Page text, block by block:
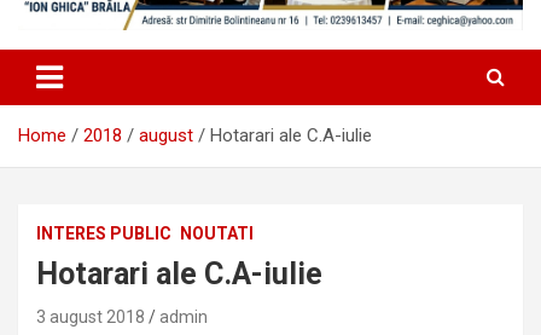
Home 2018 august Hotarari ale C.A-iulie
INTERES PUBLIC NOUTATI
Hotarari ale C.A-iulie
3 august 2018 admin